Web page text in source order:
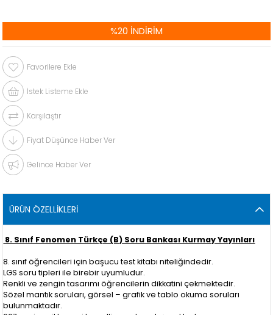
%20 İNDIRIM
Favorilere Ekle
İstek Listeme Ekle
Karşılaştır
Fiyat Düşünce Haber Ver
Gelince Haber Ver
ÜRÜN ÖZELLIKLERI
8. Sınıf Fenomen Türkçe (B) Soru Bankası Kurmay Yayınları
8. sınıf öğrencileri için başucu test kitabı niteliğindedir.
LGS soru tipleri ile birebir uyumludur.
Renkli ve zengin tasarımı öğrencilerin dikkatini çekmektedir.
Sözel mantık soruları, görsel – grafik ve tablo okuma soruları
bulunmaktadır.